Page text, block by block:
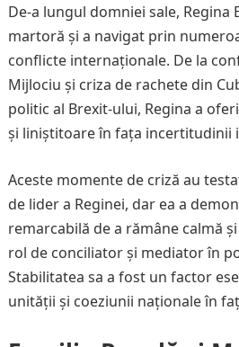
De-a lungul domniei sale, Regina
martoră și a navigat prin
conflicte internaționale. De la
Mijlociu și criza de rachete din
politic al Brexit-ului, Regina a
și liniștitoare în fața incertitudinii
Aceste momente de criză au
de lider a Reginei, dar ea a
remarcabilă de a rămâne calmă
rol de conciliator și mediator în
Stabilitatea sa a fost un factor
unității și coeziunii naționale în